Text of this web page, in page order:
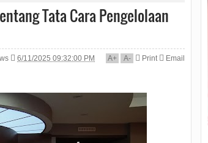
Tata Cara Pengelolaan
6/11/2025 09:32:00 PM A+ A- Print
Email